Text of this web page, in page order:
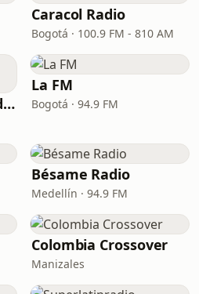
Caracol Radio
Bogotá · 100.9 FM - 810 AM
Olímpica Stereo Medellín
La FM
Bogotá · 94.9 FM
Bésame Radio
Medellín · 94.9 FM
Colombia Crossover
Manizales